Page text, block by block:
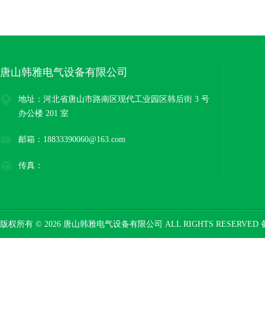
唐山韩雅电气设备有限公司
地址：河北省唐山市路南区现代工业园区韩后街 3 号
办公楼 201 室
邮箱：18833390060@163.com
传真：
版权所有 © 2026 唐山韩雅电气设备有限公司 ALL RIGHTS RESERVED